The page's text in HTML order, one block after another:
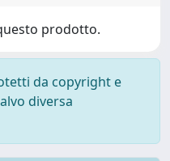
prodotto.
da copyright e
diversa